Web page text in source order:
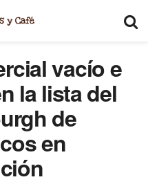
vacío e
la lista del
de
en